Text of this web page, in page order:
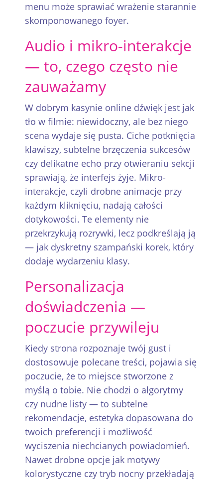
menu może sprawiać wrażenie starannie
skomponowanego foyer.
Audio i mikro-interakcje
— to, czego często nie
zauważamy
W dobrym kasynie online dźwięk jest jak
tło w filmie: niewidoczny, ale bez niego
scena wydaje się pusta. Ciche potknięcia
klawiszy, subtelne brzęczenia sukcesów
czy delikatne echo przy otwieraniu sekcji
sprawiają, że interfejs żyje. Mikro-
interakcje, czyli drobne animacje przy
każdym kliknięciu, nadają całości
dotykowości. Te elementy nie
przekrzykują rozrywki, lecz podkreślają ją
— jak dyskretny szampański korek, który
dodaje wydarzeniu klasy.
Personalizacja
doświadczenia —
poczucie przywileju
Kiedy strona rozpoznaje twój gust i
dostosowuje polecane treści, pojawia się
poczucie, że to miejsce stworzone z
myślą o tobie. Nie chodzi o algorytmy
czy nudne listy — to subtelne
rekomendacje, estetyka dopasowana do
twoich preferencji i możliwość
wyciszenia niechcianych powiadomień.
Nawet drobne opcje jak motywy
kolorystyczne czy tryb nocny przekładają